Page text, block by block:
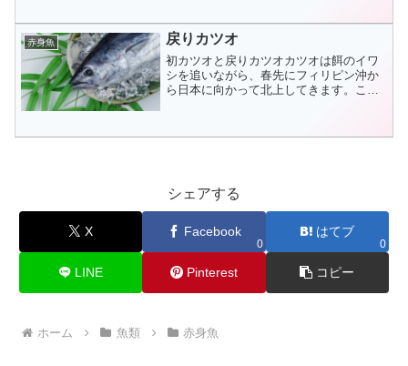
スが多かった年でした。...
赤身魚 戻りカツオ
初カツオと戻りカツオカツオは餌のイワ
シを追いながら、春先にフィリピン沖か
ら日本に向かって北上してきます。この
明感のある赤身でサッパリした味わいで
シェアする
X Facebook
0
はてブ
0
LINE Pinterest コピー
ホーム 魚類 赤身魚